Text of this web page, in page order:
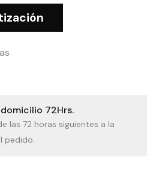
72Hrs.
las 72 horas siguientes a la
pedido.